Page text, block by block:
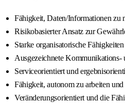
Fähigkeit, Daten/Informationen zu
Risikobasierter Ansatz zur
Starke organisatorische
Ausgezeichnete Kommunikations-
Serviceorientiert und
Fähigkeit, autonom zu arbeiten
Veränderungsorientiert und die